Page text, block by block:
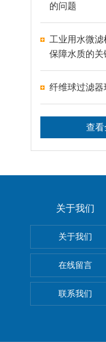
的问题
工业用水微滤
保障水质的关
纤维球过滤
查看
关于我们
关于我们
在线留言
联系我们